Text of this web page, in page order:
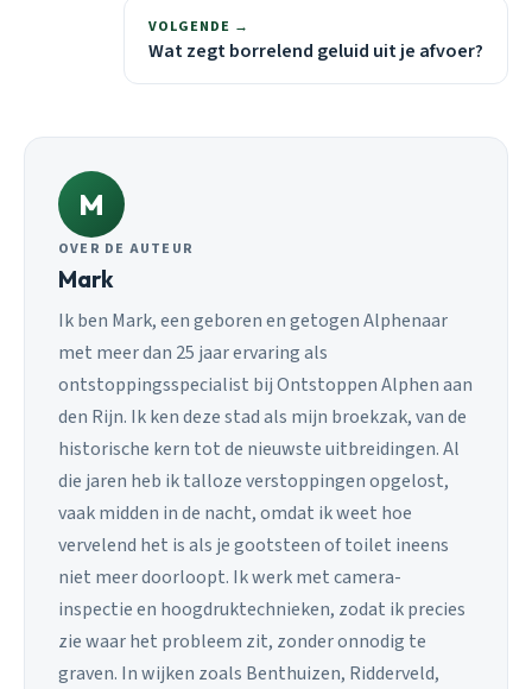
VOLGENDE →
Wat zegt borrelend geluid uit je afvoer?
M
OVER DE AUTEUR
Mark
Ik ben Mark, een geboren en getogen Alphenaar
met meer dan 25 jaar ervaring als
ontstoppingsspecialist bij Ontstoppen Alphen aan
den Rijn. Ik ken deze stad als mijn broekzak, van de
historische kern tot de nieuwste uitbreidingen. Al
die jaren heb ik talloze verstoppingen opgelost,
vaak midden in de nacht, omdat ik weet hoe
vervelend het is als je gootsteen of toilet ineens
niet meer doorloopt. Ik werk met camera-
inspectie en hoogdruktechnieken, zodat ik precies
zie waar het probleem zit, zonder onnodig te
graven. In wijken zoals Benthuizen, Ridderveld,